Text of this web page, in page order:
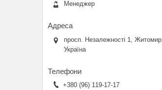
Менеджер
просп. Незалежності 1, Житомир,
Україна
+380 (96) 119-17-17